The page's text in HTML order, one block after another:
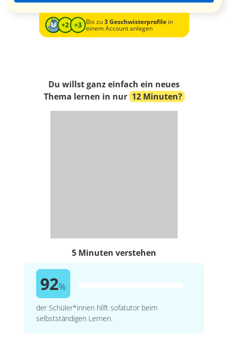
Bis zu3 Geschwisterprofilein
einem Account anlegen
Du willst ganz einfach ein neues
Thema lernen in nur 12 Minuten?
5 Minuten verstehen
92%
der Schüler*innen hilft sofatutor beim
selbstständigen Lernen.